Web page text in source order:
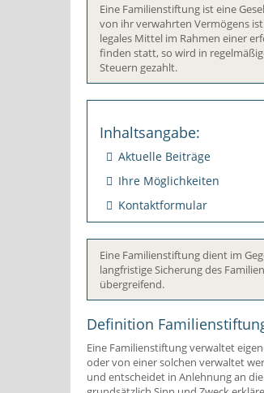
Eine Familienstiftung ist eine
von ihr verwahrten Vermögens
legales Mittel im Rahmen einer
finden statt, so wird in
Steuern gezahlt.
Inhaltsangabe:
Aktuelle Beiträge
Ihre Möglichkeiten
Kontaktformular
Eine Familienstiftung dient im
langfristige Sicherung des
übergreifend.
Definition
Eine Familienstiftung verwaltet
oder von einer solchen verwaltet
und entscheidet in Anlehnung an